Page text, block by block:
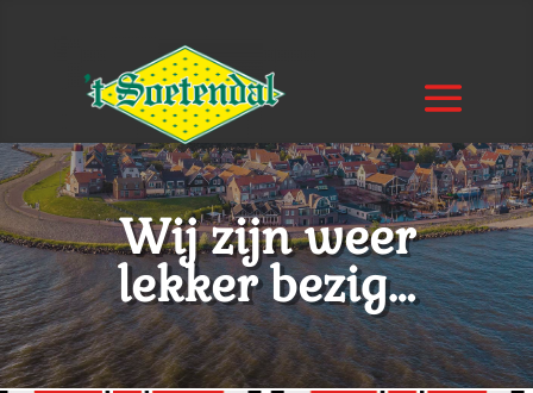
Wij zijn weer
lekker bezig…